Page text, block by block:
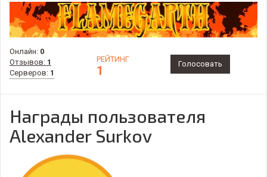
Онлайн: 0
Отзывов: 1
Серверов: 1
РЕЙТИНГ
1 Голосовать
Награды пользователя
Alexander Surkov